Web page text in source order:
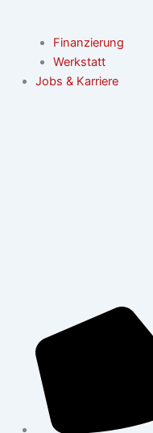
Finanzierung
Werkstatt
Jobs & Karriere